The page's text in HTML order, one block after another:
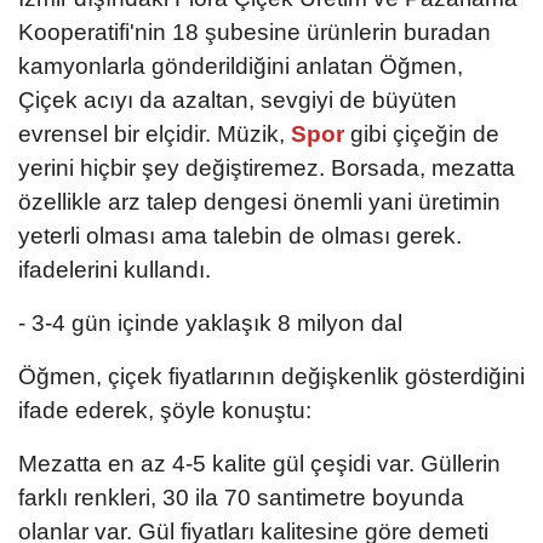
Kooperatifi'nin 18 şubesine ürünlerin buradan
kamyonlarla gönderildiğini anlatan Öğmen,
Çiçek acıyı da azaltan, sevgiyi de büyüten
evrensel bir elçidir. Müzik, Sporgibi çiçeğin de
yerini hiçbir şey değiştiremez. Borsada, mezatta
özellikle arz talep dengesi önemli yani üretimin
yeterli olması ama talebin de olması gerek.
ifadelerini kullandı.
- 3-4 gün içinde yaklaşık 8 milyon dal
Öğmen, çiçek fiyatlarının değişkenlik gösterdiğini
ifade ederek, şöyle konuştu:
Mezatta en az 4-5 kalite gül çeşidi var. Güllerin
farklı renkleri, 30 ila 70 santimetre boyunda
olanlar var. Gül fiyatları kalitesine göre demeti